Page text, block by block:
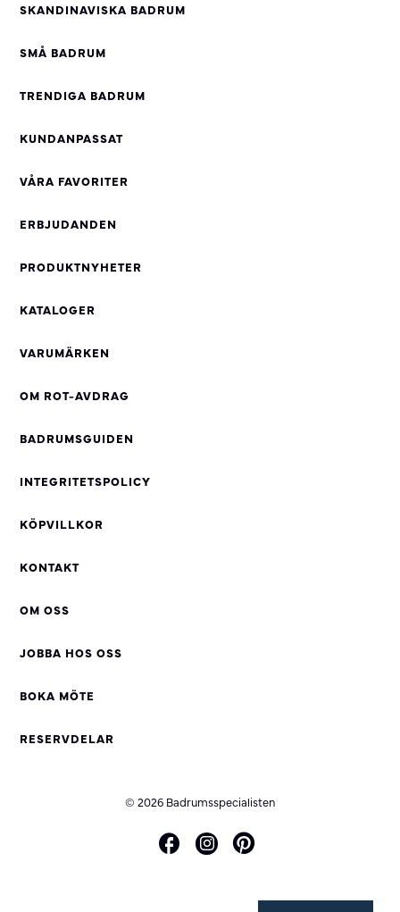
SKANDINAVISKA BADRUM
SMÅ BADRUM
TRENDIGA BADRUM
KUNDANPASSAT
VÅRA FAVORITER
ERBJUDANDEN
PRODUKTNYHETER
KATALOGER
VARUMÄRKEN
OM ROT-AVDRAG
BADRUMSGUIDEN
INTEGRITETSPOLICY
KÖPVILLKOR
KONTAKT
OM OSS
JOBBA HOS OSS
BOKA MÖTE
RESERVDELAR
© 2026 Badrumsspecialisten